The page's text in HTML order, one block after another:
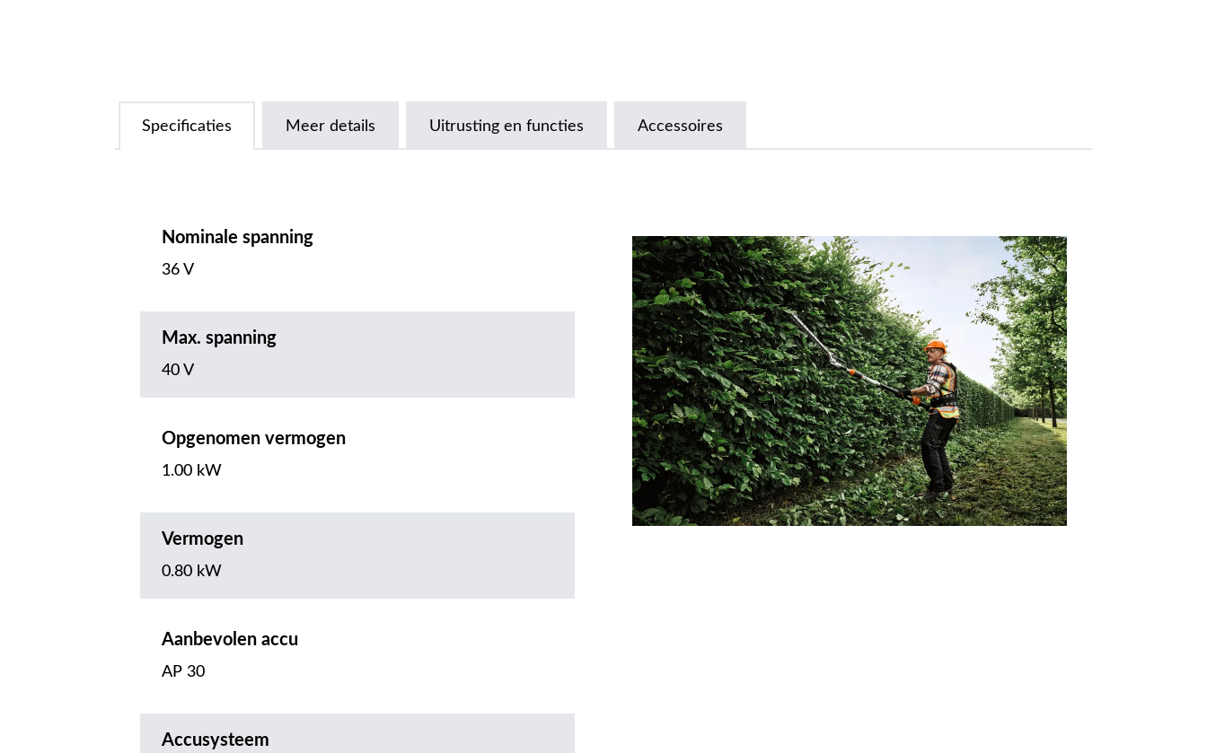
Specificaties Meer details Uitrusting en functies Accessoires
Nominale spanning
36 V
Max. spanning
40 V
Opgenomen vermogen
1.00 kW
Vermogen
0.80 kW
Aanbevolen accu
AP 30
Accusysteem